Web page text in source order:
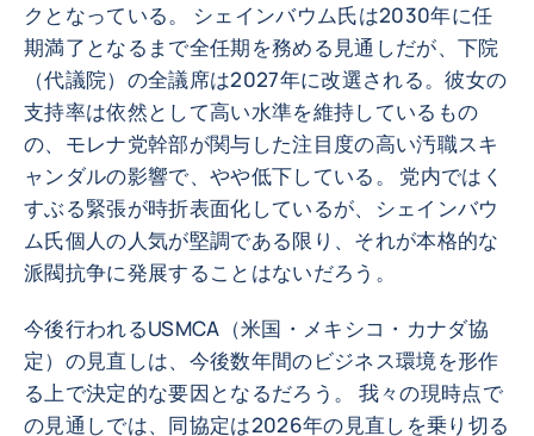
クとなっている。 シェインバウム氏は2030年に任
期満了となるまで全任期を務める見通しだが、下院
（代議院）の全議席は2027年に改選される。彼女の
支持率は依然として高い水準を維持しているもの
の、モレナ党幹部が関与した注目度の高い汚職スキ
ャンダルの影響で、やや低下している。 党内ではく
すぶる緊張が時折表面化しているが、シェインバウ
ム氏個人の人気が堅調である限り、それが本格的な
派閥抗争に発展することはないだろう。
今後行われるUSMCA（米国・メキシコ・カナダ協
定）の見直しは、今後数年間のビジネス環境を形作
る上で決定的な要因となるだろう。 我々の現時点で
の見通しでは、同協定は2026年の見直しを乗り切る